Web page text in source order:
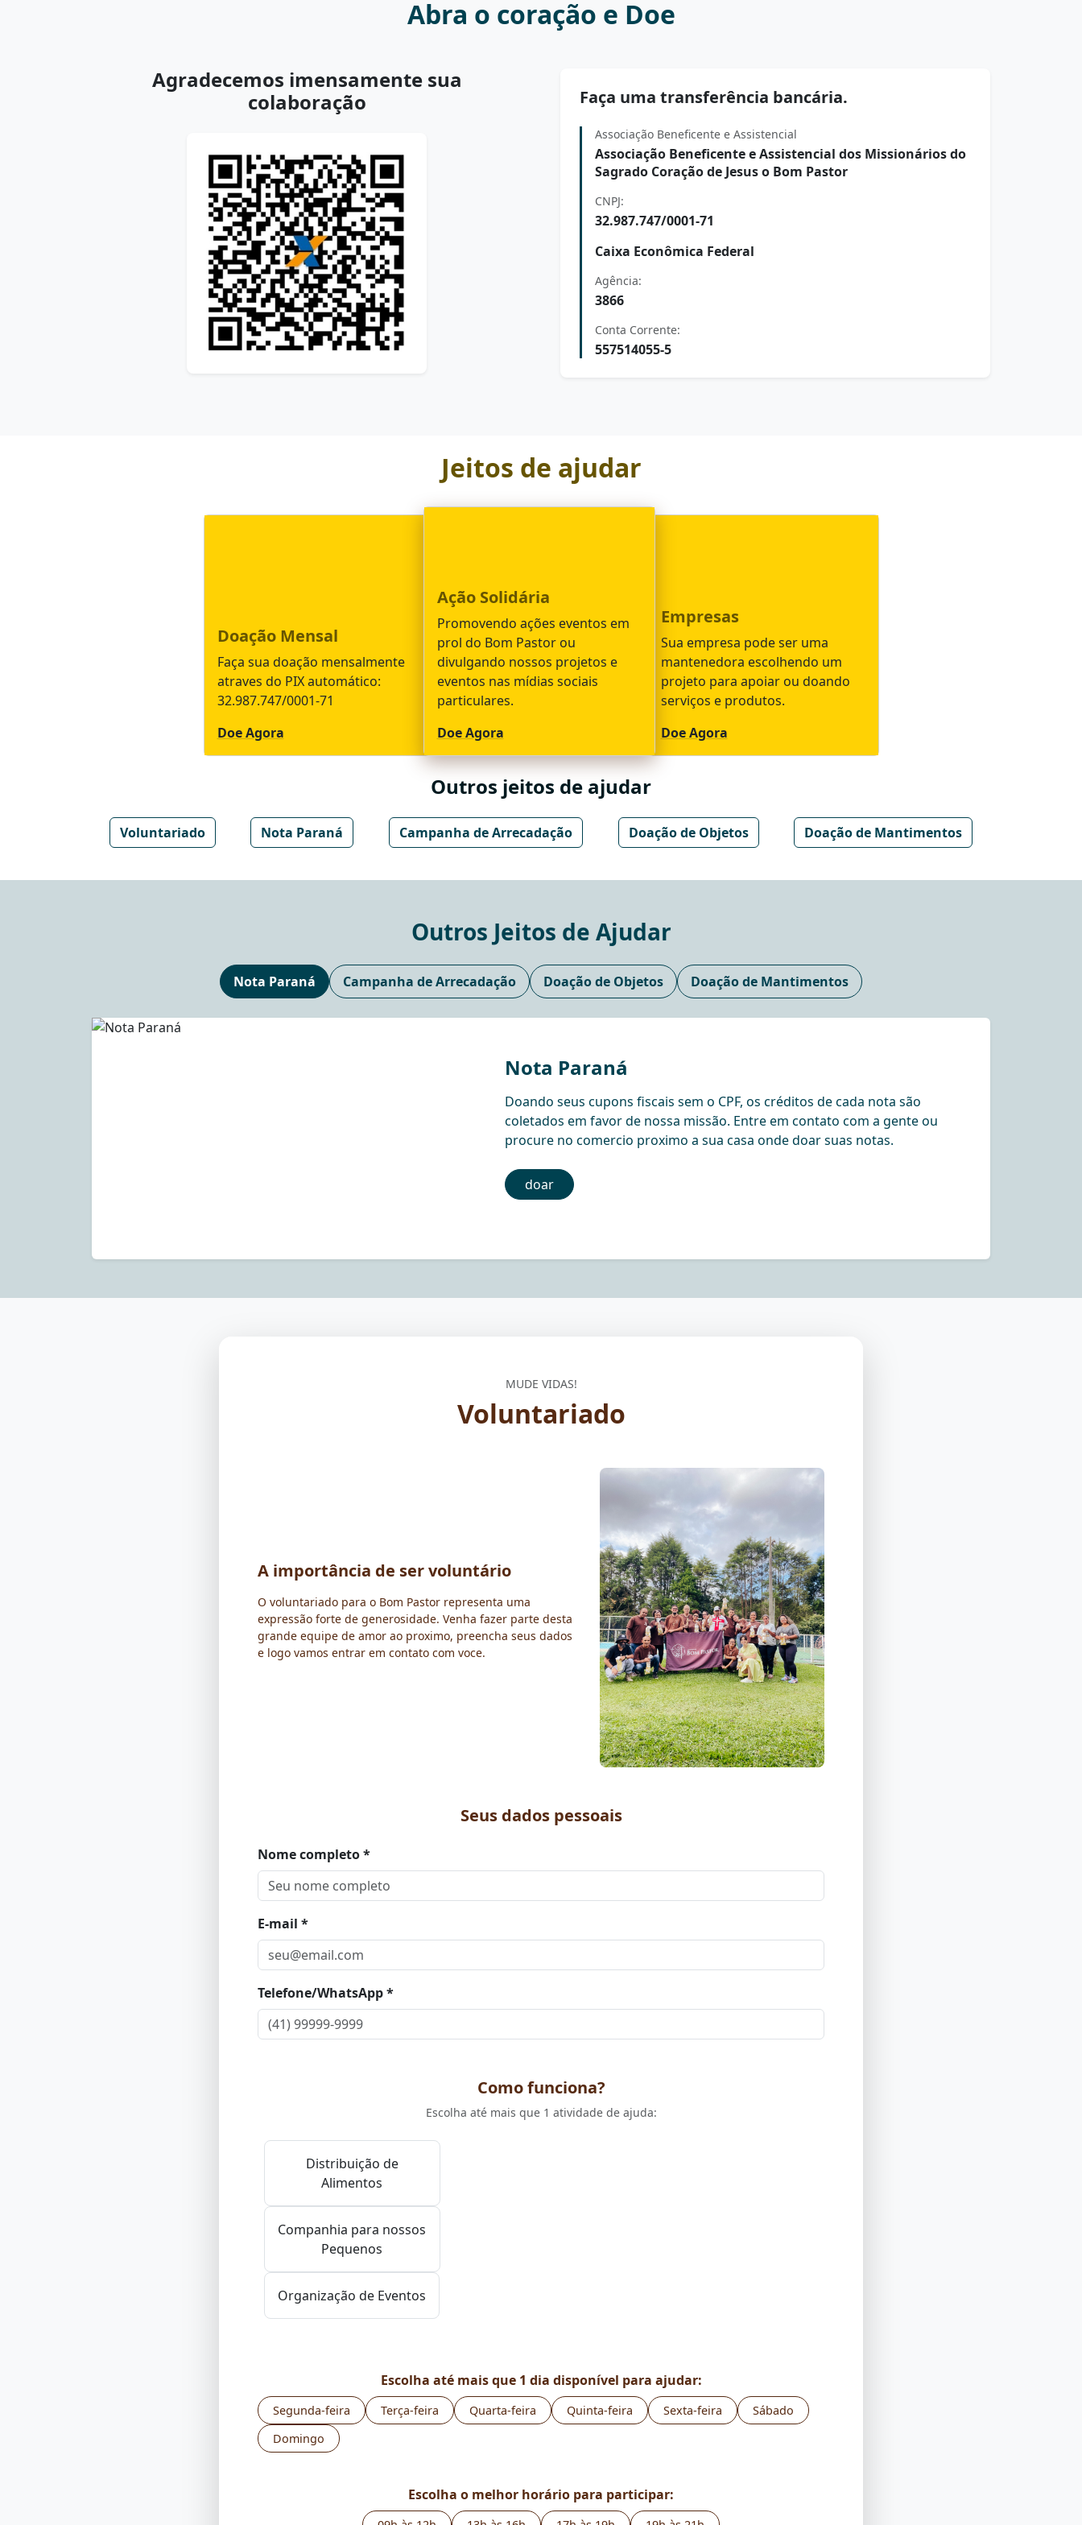
Abra o coração e Doe
Agradecemos imensamente sua
colaboração
Faça uma transferência bancária.
Associação Beneficente e Assistencial
Associação Beneficente e Assistencial dos Missionários do
Sagrado Coração de Jesus o Bom Pastor
CNPJ:
32.987.747/0001-71
Caixa Econômica Federal
Agência:
3866
Conta Corrente:
557514055-5
Jeitos de ajudar
Doação Mensal
Faça sua doação mensalmente
atraves do PIX automático:
32.987.747/0001-71
Doe Agora
Ação Solidária
Promovendo ações eventos em
prol do Bom Pastor ou
divulgando nossos projetos e
eventos nas mídias sociais
particulares.
Doe Agora
Empresas
Sua empresa pode ser uma
mantenedora escolhendo um
projeto para apoiar ou doando
serviços e produtos.
Doe Agora
Outros jeitos de ajudar
Voluntariado Nota Paraná Campanha de Arrecadação Doação de Objetos Doação de Mantimentos
Outros Jeitos de Ajudar
Nota Paraná Campanha de Arrecadação Doação de Objetos Doação de Mantimentos
Nota Paraná
Doando seus cupons fiscais sem o CPF, os créditos de cada nota são
coletados em favor de nossa missão. Entre em contato com a gente ou
procure no comercio proximo a sua casa onde doar suas notas.
doar
MUDE VIDAS!
Voluntariado
A importância de ser voluntário
O voluntariado para o Bom Pastor representa uma
expressão forte de generosidade. Venha fazer parte desta
grande equipe de amor ao proximo, preencha seus dados
e logo vamos entrar em contato com voce.
Seus dados pessoais
Nome completo *
E-mail *
Telefone/WhatsApp *
Como funciona?
Escolha até mais que 1 atividade de ajuda:
Distribuição de
Alimentos
Companhia para nossos
Pequenos
Organização de Eventos
Escolha até mais que 1 dia disponível para ajudar:
Segunda-feira Terça-feira Quarta-feira Quinta-feira Sexta-feira
Sábado
Domingo
Escolha o melhor horário para participar: